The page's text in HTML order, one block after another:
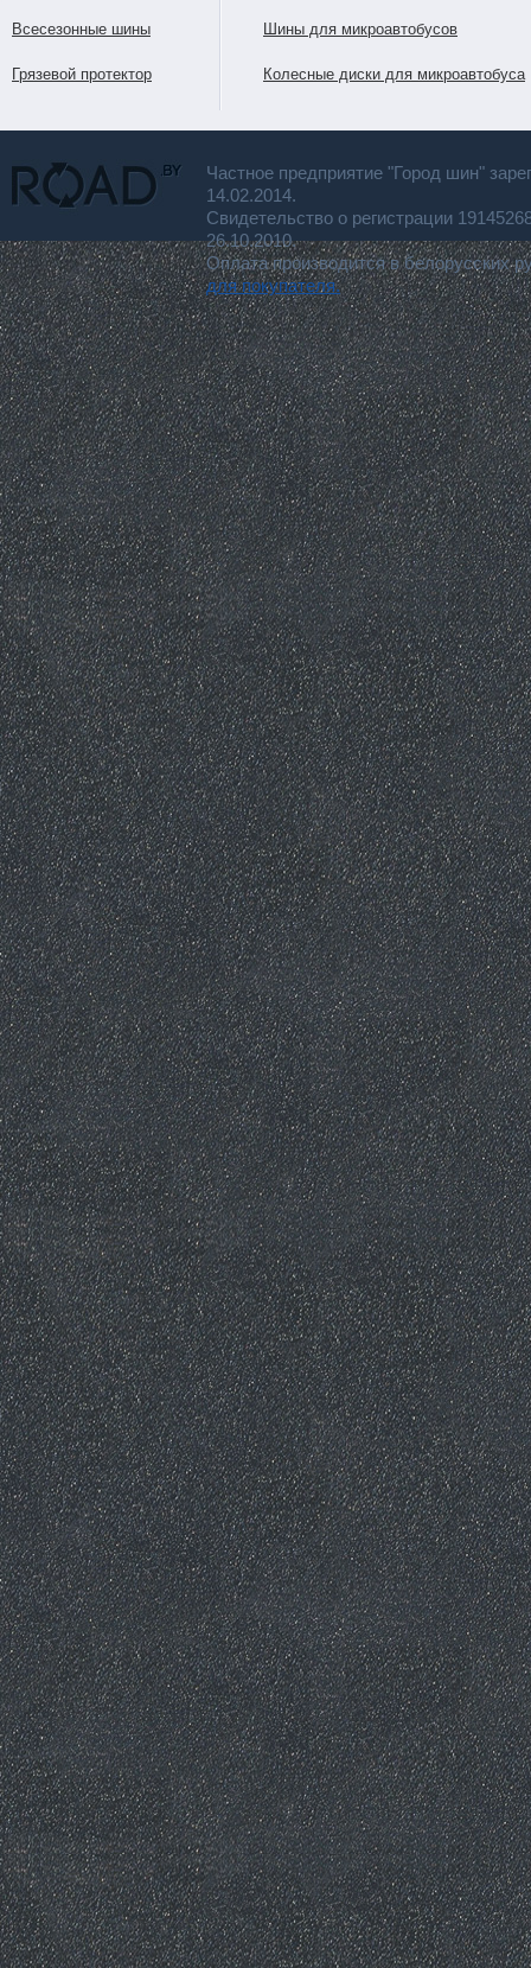
Всесезонные шины
Грязевой протектор
Шины для микроавтобусов
Колесные диски для микроавтобуса
Частное предприятие "Город шин"
14.02.2014.
Свидетельство о регистрации
26.10.2010.
Оплата производится в белорусских
для покупателя.